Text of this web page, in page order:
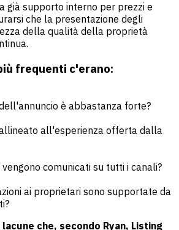
già supporto interno per prezzi e
che la presentazione degli
della qualità della proprietà
frequenti c'erano:
è abbastanza forte?
all'esperienza offerta dalla
comunicati su tutti i canali?
ai proprietari sono supportate da
che, secondo Ryan, Listing